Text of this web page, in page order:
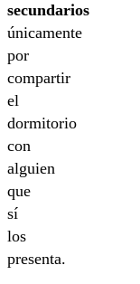
secundarios
únicamente
por
compartir
el
dormitorio
con
alguien
que
sí
los
presenta.